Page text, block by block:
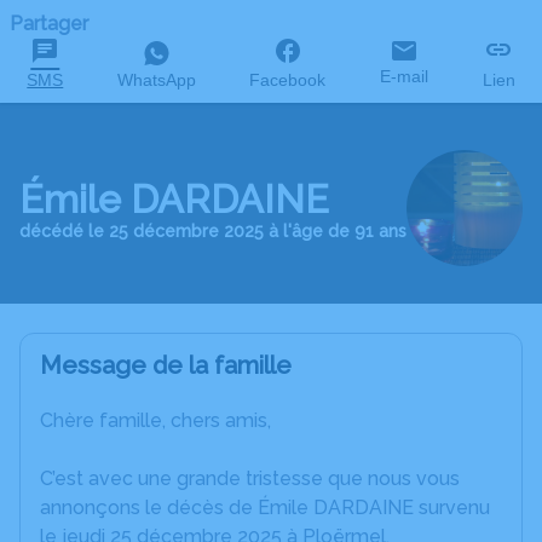
Partager
SMS WhatsApp Facebook E-mail Lien
Émile DARDAINE
décédé le 25 décembre 2025 à l'âge de 91 ans
Message de la famille
Chère famille, chers amis,
C’est avec une grande tristesse que nous vous
annonçons le décès de Émile DARDAINE survenu
le jeudi 25 décembre 2025 à Ploërmel.